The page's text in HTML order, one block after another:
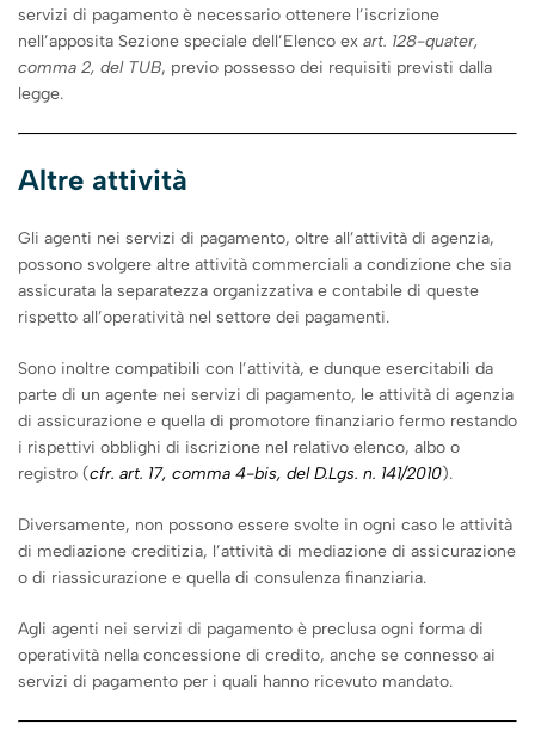
servizi di pagamento è necessario ottenere l’iscrizione
nell’apposita Sezione speciale dell’Elenco ex art. 128-quater,
comma 2, del TUB, previo possesso dei requisiti previsti dalla
legge.
Altre attività
Gli agenti nei servizi di pagamento, oltre all’attività di agenzia,
possono svolgere altre attività commerciali a condizione che sia
assicurata la separatezza organizzativa e contabile di queste
rispetto all’operatività nel settore dei pagamenti.
Sono inoltre compatibili con l’attività, e dunque esercitabili da
parte di un agente nei servizi di pagamento, le attività di agenzia
di assicurazione e quella di promotore finanziario fermo restando
i rispettivi obblighi di iscrizione nel relativo elenco, albo o
registro (cfr. art. 17, comma 4-bis, del D.Lgs. n. 141/2010).
Diversamente, non possono essere svolte in ogni caso le attività
di mediazione creditizia, l’attività di mediazione di assicurazione
o di riassicurazione e quella di consulenza finanziaria.
Agli agenti nei servizi di pagamento è preclusa ogni forma di
operatività nella concessione di credito, anche se connesso ai
servizi di pagamento per i quali hanno ricevuto mandato.